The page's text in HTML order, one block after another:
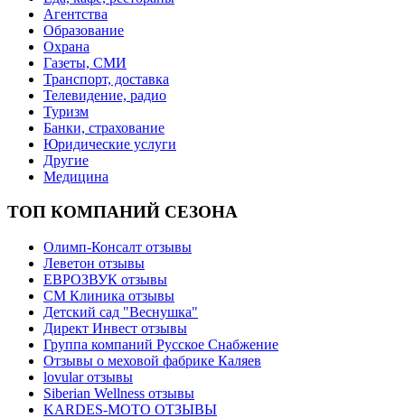
Агентства
Образование
Охрана
Газеты, СМИ
Транспорт, доставка
Телевидение, радио
Туризм
Банки, страхование
Юридические услуги
Другие
Медицина
ТОП КОМПАНИЙ СЕЗОНА
Олимп-Консалт отзывы
Леветон отзывы
ЕВРОЗВУК отзывы
СМ Клиника отзывы
Детский сад "Веснушка"
Директ Инвест отзывы
Группа компаний Русское Снабжение
Отзывы о меховой фабрике Каляев
lovular отзывы
Siberian Wellness отзывы
KARDES-MOTO ОТЗЫВЫ